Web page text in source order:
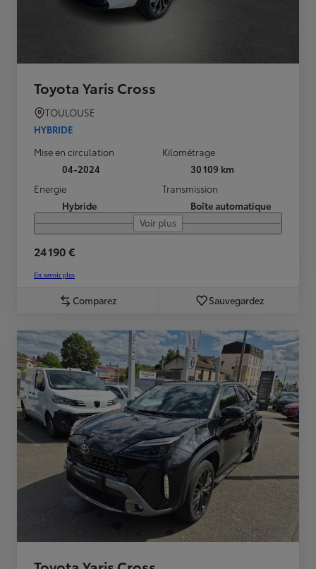
Toyota Yaris Cross
TOULOUSE
HYBRIDE
Mise en circulation
04-2024
Kilométrage
30 109 km
Energie
Hybride
Transmission
Boîte automatique
Voir plus
24 190 €
En savoir plus
Comparez Sauvegardez